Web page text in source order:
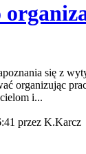
się z
organizując
i...
przez K.Karcz